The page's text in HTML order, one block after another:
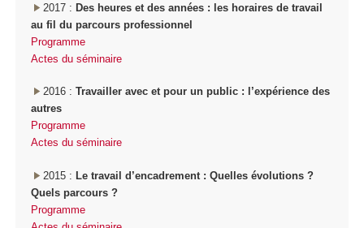
2017 : Des heures et des années : les horaires de travail
au fil du parcours professionnel
Programme
Actes du séminaire
2016 : Travailler avec et pour un public : l’expérience des
autres
Programme
Actes du séminaire
2015 : Le travail d’encadrement : Quelles évolutions ?
Quels parcours ?
Programme